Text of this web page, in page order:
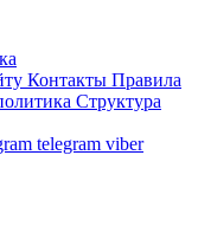
Контакты Правила
Структура
telegram viber